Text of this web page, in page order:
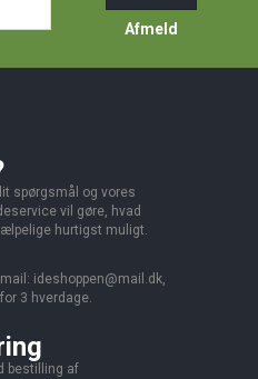
Afmeld
spørgsmål og vores
vil gøre, hvad
hurtigst muligt.
ideshoppen@mail.dk,
3 hverdage.
bestilling af